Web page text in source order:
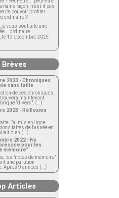
façon, n’est-il pas
de pouvoir profiter
ordinaire ?
je vous souhaite une
ordinaire.
le 19 décembre 2025
Brèves
2023 - Chroniques
sans faille
de ces chroniques,
maintenant
"divers", (…)
2023 - Réflexion
j’ai mis en ligne
faites de l’année en
bien (…)
2022 - Fin
pour les
mémoire"
les "notes de mémoire"
une parution
Après 9 années (…)
Articles